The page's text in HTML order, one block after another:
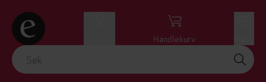
Handlekurv